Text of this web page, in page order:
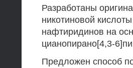
Разработаны
никотиновой
нафтиридинов на
цианопирано[4,3-
Предложен способ